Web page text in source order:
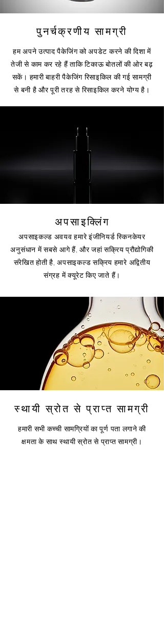
पुनर्चक्रणीय सामग्री
हम अपने उत्पाद पैकेजिंग को अपडेट करने की दिशा में
तेजी से काम कर रहे हैं ताकि टिकाऊ बोतलों की ओर बढ़
सकें। हमारी बाहरी पैकेजिंग रिसाइकिल की गई सामग्री
से बनी है और पूरी तरह से रिसाइकिल करने योग्य है।
अपसाइक्लिंग
अपसाइकल्ड अवयव हमारे इंजीनियर्ड स्किनकेयर
अनुसंधान में सबसे आगे हैं, और जहां सक्रिय प्रौद्योगिकी
संरेखित होती है, अपसाइकल्ड सक्रिय हमारे अद्वितीय
संग्रह में क्यूरेट किए जाते हैं।
स्थायी स्रोत से प्राप्त सामग्री
हमारी सभी कच्ची सामग्रियों का पूर्ण पता लगाने की
क्षमता के साथ स्थायी स्रोत से प्राप्त सामग्री।